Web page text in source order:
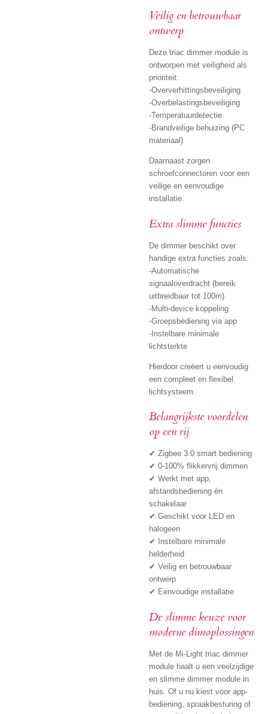
Veilig en betrouwbaar
ontwerp
Deze triac dimmer module is
ontworpen met veiligheid als
prioriteit:
-Oververhittingsbeveiliging
-Overbelastingsbeveiliging
-Temperatuurdetectie
-Brandveilige behuizing (PC
materiaal)
Daarnaast zorgen
schroefconnectoren voor een
veilige en eenvoudige
installatie.
Extra slimme functies
De dimmer beschikt over
handige extra functies zoals:
-Automatische
signaaloverdracht (bereik
uitbreidbaar tot 100m)
-Multi-device koppeling
-Groepsbediening via app
-Instelbare minimale
lichtsterkte
Hierdoor creëert u eenvoudig
een compleet en flexibel
lichtsysteem.
Belangrijkste voordelen
op een rij
✔ Zigbee 3.0 smart bediening
✔ 0-100% flikkervrij dimmen
✔ Werkt met app,
afstandsbediening én
schakelaar
✔ Geschikt voor LED en
halogeen
✔ Instelbare minimale
helderheid
✔ Veilig en betrouwbaar
ontwerp
✔ Eenvoudige installatie
De slimme keuze voor
moderne dimoplossingen
Met de Mi-Light triac dimmer
module haalt u een veelzijdige
en slimme dimmer module in
huis. Of u nu kiest voor app-
bediening, spraakbesturing of